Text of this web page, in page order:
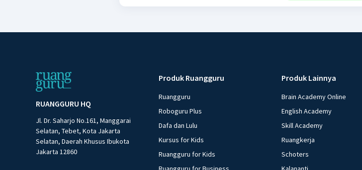
RUANGGURU HQ
Jl. Dr. Saharjo No.161, Manggarai
Selatan, Tebet, Kota Jakarta
Selatan, Daerah Khusus Ibukota
Jakarta 12860
Produk Ruangguru
Ruangguru
Roboguru Plus
Dafa dan Lulu
Kursus for Kids
Ruangguru for Kids
Produk Lainnya
Brain Academy Online
English Academy
Skill Academy
Ruangkerja
Schoters